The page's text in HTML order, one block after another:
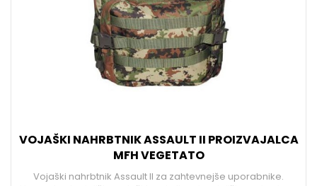
VOJAŠKI NAHRBTNIK ASSAULT II PROIZVAJALCA
MFH VEGETATO
Vojaški nahrbtnik Assault II za zahtevnejše uporabnike.